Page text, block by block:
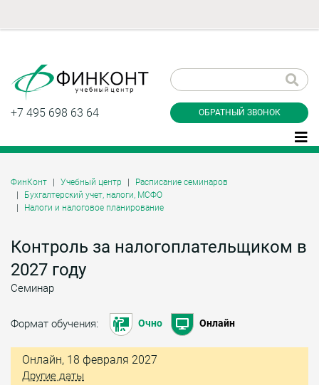
+7 495 698 63 64 ОБРАТНЫЙ ЗВОНОК
ФинКонт Учебный центр
Расписание семинаров
Бухгалтерский учет, налоги, МСФО
Налоги и налоговое планирование
Контроль за налогоплательщиком в
2027 году
Семинар
Формат обучения: Очно Онлайн
Онлайн, 18 февраля 2027
Другие даты
звонок
Даю согласие на обработку персональных
данные и соглашаюсь с